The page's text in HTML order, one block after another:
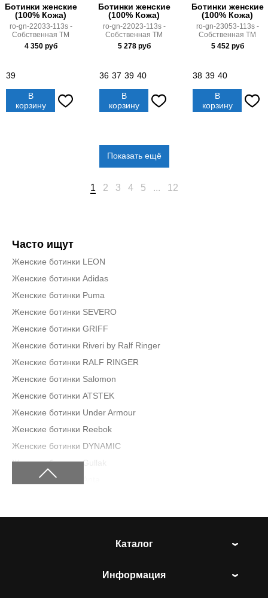
Ботинки женские
(100% Кожа)
ro-gn-22033-113s -
Cобственная ТМ
4 350руб
39
В
корзину
Ботинки женские
(100% Кожа)
ro-gn-22023-113s -
Cобственная ТМ
5 278руб
36 37 39 40
В
корзину
Ботинки женские
(100% Кожа)
ro-gn-23053-113s -
Cобственная ТМ
5 452руб
38 39 40
В
корзину
Показать ещё
1 2 3 4 5 ... 12
Часто ищут
Женские ботинки LEON
Женские ботинки Adidas
Женские ботинки Puma
Женские ботинки SEVERO
Женские ботинки GRIFF
Женские ботинки Riveri by Ralf Ringer
Женские ботинки RALF RINGER
Женские ботинки Salomon
Женские ботинки ATSTEK
Женские ботинки Under Armour
Женские ботинки Reebok
Женские ботинки DYNAMIC
Женские ботинки Gullak
Женские ботинки Anta
Каталог
Информация